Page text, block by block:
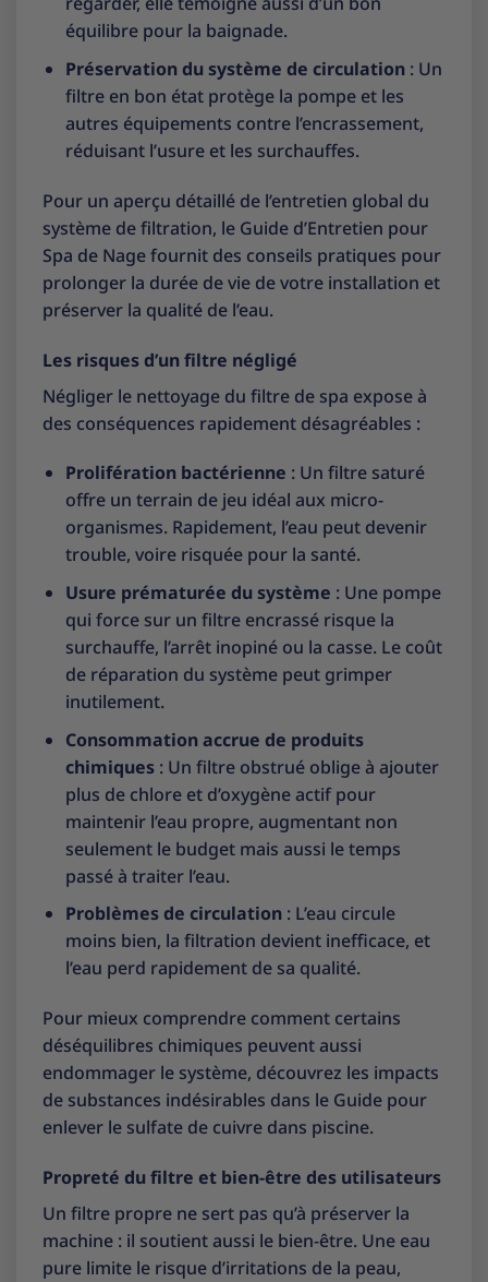
équilibre pour la baignade.
Préservation du système de circulation: Un
filtre en bon état protège la pompe et les
autres équipements contre l’encrassement,
réduisant l’usure et les surchauffes.
Pour un aperçu détaillé de l’entretien global du
système de filtration, le Guide d’Entretien pour
Spa de Nagefournit des conseils pratiques pour
prolonger la durée de vie de votre installation et
préserver la qualité de l’eau.
Les risques d’un filtre négligé
Négliger le nettoyage du filtre de spa expose à
des conséquences rapidement désagréables :
Prolifération bactérienne : Un filtre saturé
offre un terrain de jeu idéal aux micro-
organismes. Rapidement, l’eau peut devenir
trouble, voire risquée pour la santé.
Usure prématurée du système : Une pompe
qui force sur un filtre encrassé risque la
surchauffe, l’arrêt inopiné ou la casse. Le coût
de réparation du système peut grimper
inutilement.
Consommation accrue de produits
chimiques: Un filtre obstrué oblige à ajouter
plus de chlore et d’oxygène actif pour
maintenir l’eau propre, augmentant non
seulement le budget mais aussi le temps
passé à traiter l’eau.
Problèmes de circulation: L’eau circule
moins bien, la filtration devient inefficace, et
l’eau perd rapidement de sa qualité.
Pour mieux comprendre comment certains
déséquilibres chimiques peuvent aussi
endommager le système, découvrez les impacts
de substances indésirables dans le Guide pour
enlever le sulfate de cuivre dans piscine.
Propreté du filtre et bien-être des utilisateurs
Un filtre propre ne sert pas qu’à préserver la
machine : il soutient aussi le bien-être. Une eau
pure limite le risque d’irritations de la peau,